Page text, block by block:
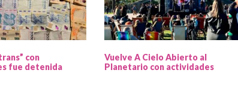
con
fue detenida
Vuelve A Cielo Abierto al
Planetario con actividades